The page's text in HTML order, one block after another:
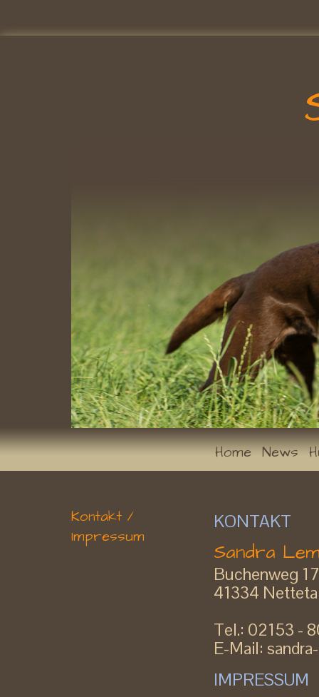
Home News
Kontakt /
Impressum
KONTAKT
Sandra
Buchenweg 17
41334
Tel.: 02153 -
E-Mail:
IMPRESSUM